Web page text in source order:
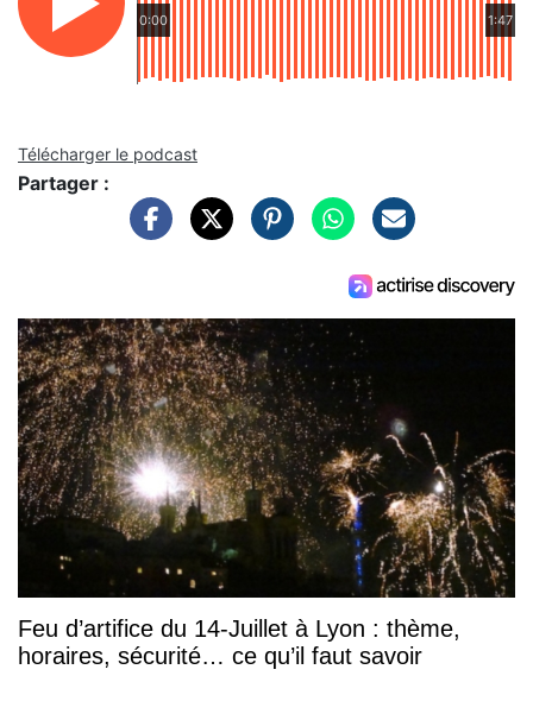
0:00 1:47
Télécharger le podcast
Partager :
Feu d’artifice du 14-Juillet à Lyon : thème,
horaires, sécurité… ce qu’il faut savoir